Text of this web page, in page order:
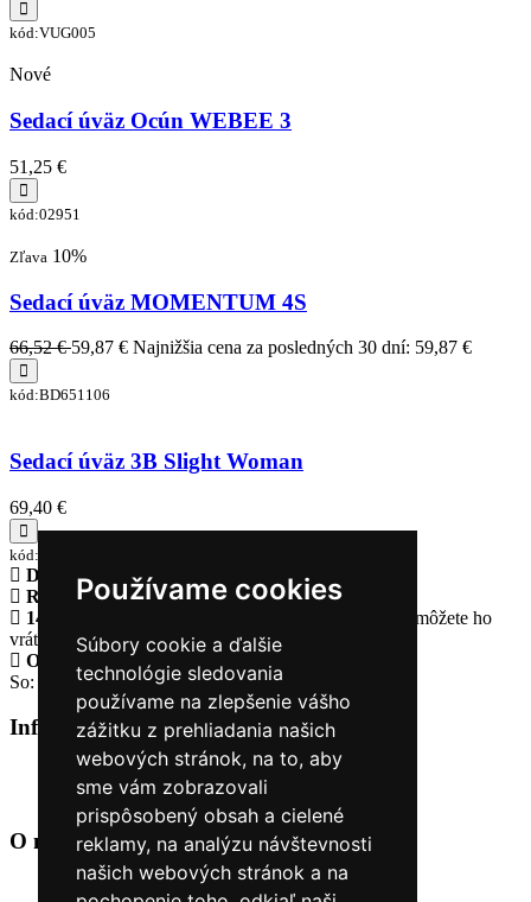
Používame cookies
Súbory cookie a ďalšie
technológie sledovania
používame na zlepšenie vášho
zážitku z prehliadania našich
webových stránok, na to, aby
sme vám zobrazovali
prispôsobený obsah a cielené
reklamy, na analýzu návštevnosti
našich webových stránok a na
kód:VUG005
Nové
Sedací úväz Ocún WEBEE 3
51,25 €
kód:02951
Zľava 10%
Sedací úväz MOMENTUM 4S
66,52 €59,87 € Najnižšia cena za posledných 30 dní: 59,87 €
kód:BD651106
Sedací úväz 3B Slight Woman
69,40 €
kód:VUS014_BL
Doprava zadarmo
pri objednávke nad 230€
Rýchle dodanieTovar Vám odošleme do 24 hodín
14 Dní na vrátenie tovaru
Ak Vám tovar nesadne, môžete ho
vrátiť
Otvorené celý týždeň
So: 9:00 - 12:00
Informácie+
O nás
Kontakt
O nás +
Úvod